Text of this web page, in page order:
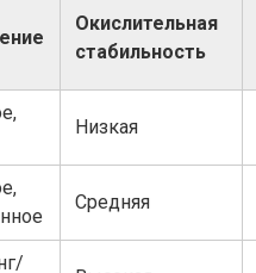
Окислительная
стабильность
Низкая
Средняя